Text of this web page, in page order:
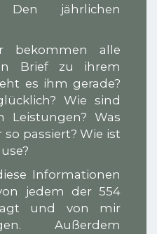
jährlichen
bekommen alle
Brief zu ihrem
es ihm gerade?
Wie sind
Leistungen? Was
passiert? Wie ist
Informationen
jedem der 554
und von mir
Außerdem